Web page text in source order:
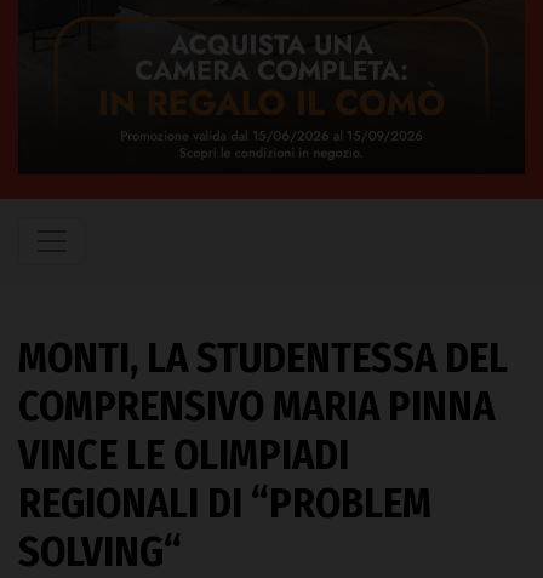
MONTI, LA STUDENTESSA DEL
COMPRENSIVO MARIA PINNA
VINCE LE OLIMPIADI
REGIONALI DI “PROBLEM
SOLVING“